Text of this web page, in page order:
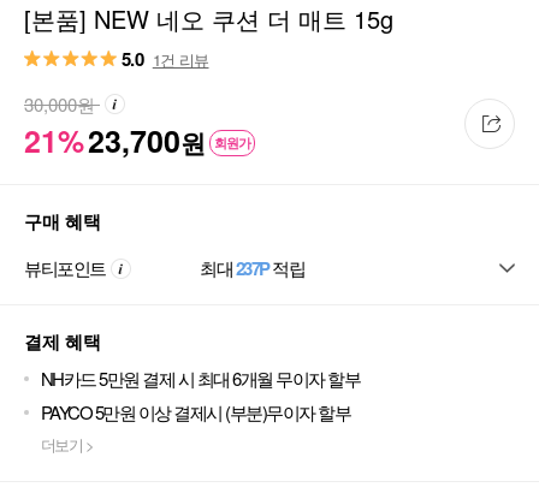
[본품] NEW 네오 쿠션 더 매트 15g
5.0 1건 리뷰
21%23,700원 회원가
30,000원
구매 혜택
뷰티포인트 최대237P적립
결제 혜택
NH카드 5만원 결제 시 최대 6개월 무이자 할부
PAYCO 5만원 이상 결제시 (부분)무이자 할부
더보기 >